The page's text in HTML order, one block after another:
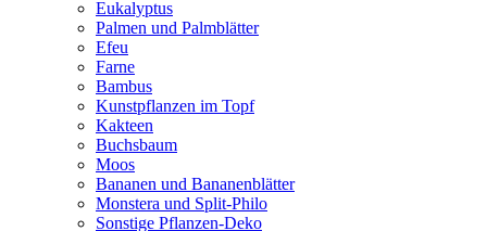
Eukalyptus
Palmen und Palmblätter
Efeu
Farne
Bambus
Kunstpflanzen im Topf
Kakteen
Buchsbaum
Moos
Bananen und Bananenblätter
Monstera und Split-Philo
Sonstige Pflanzen-Deko